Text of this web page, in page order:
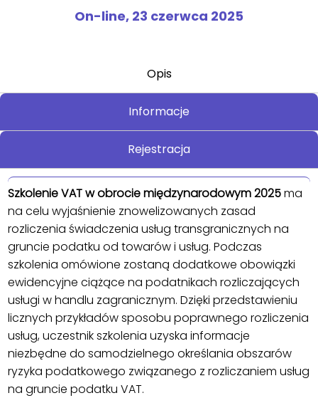
On-line, 23 czerwca 2025
Opis
Informacje
Rejestracja
Szkolenie VAT w obrocie międzynarodowym 2025ma
na celu wyjaśnienie znowelizowanych zasad
rozliczenia świadczenia usług transgranicznych na
gruncie podatku od towarów i usług. Podczas
szkolenia omówione zostaną dodatkowe obowiązki
ewidencyjne ciążące na podatnikach rozliczających
usługi w handlu zagranicznym. Dzięki przedstawieniu
licznych przykładów sposobu poprawnego rozliczenia
usług, uczestnik szkolenia uzyska informacje
niezbędne do samodzielnego określania obszarów
ryzyka podatkowego związanego z rozliczaniem usług
na gruncie podatku VAT.